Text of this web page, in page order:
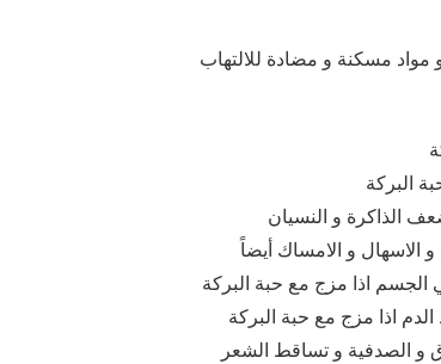
مواد مسكنة و مضادة للالتهاب
البركة
الذاكرة و النسيان
الاسهال و الامساك أيضاً
الجسم اذا مزج مع حبة البركة
اذا مزج مع حبة البركة
و الصدفية و تساقط الشعر